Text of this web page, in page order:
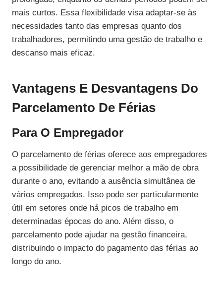
mais curtos. Essa flexibilidade visa adaptar-se às
necessidades tanto das empresas quanto dos
trabalhadores, permitindo uma gestão de trabalho e
descanso mais eficaz.
Vantagens E Desvantagens Do
Parcelamento De Férias
Para O Empregador
O parcelamento de férias oferece aos empregadores
a possibilidade de gerenciar melhor a mão de obra
durante o ano, evitando a ausência simultânea de
vários empregados. Isso pode ser particularmente
útil em setores onde há picos de trabalho em
determinadas épocas do ano. Além disso, o
parcelamento pode ajudar na gestão financeira,
distribuindo o impacto do pagamento das férias ao
longo do ano.